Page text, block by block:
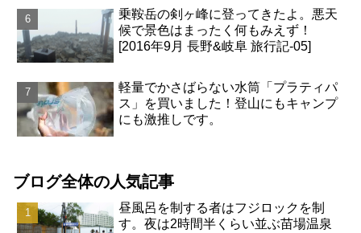
乗鞍岳の剣ヶ峰に登ってきたよ。悪天
候で景色はまったく何もみえず！
[2016年9月 長野&岐阜 旅行記-05]
軽量でかさばらない水筒「プラティパ
ス」を買いました！登山にもキャンプ
にも激推しです。
ブログ全体の人気記事
昼風呂を制する者はフジロックを制
す。夜は2時間半くらい並ぶ苗場温泉